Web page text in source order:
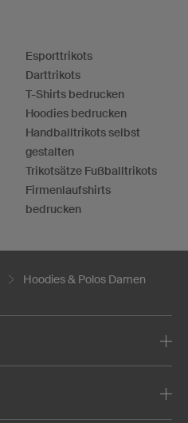
Esporttrikots
Darttrikots
T-Shirts bedrucken
Hoodies bedrucken
Handballtrikots selbst
gestalten
Trikotsätze Fußballtrikots
Firmenlaufshirts
bedrucken
Hoodies & Polos Damen